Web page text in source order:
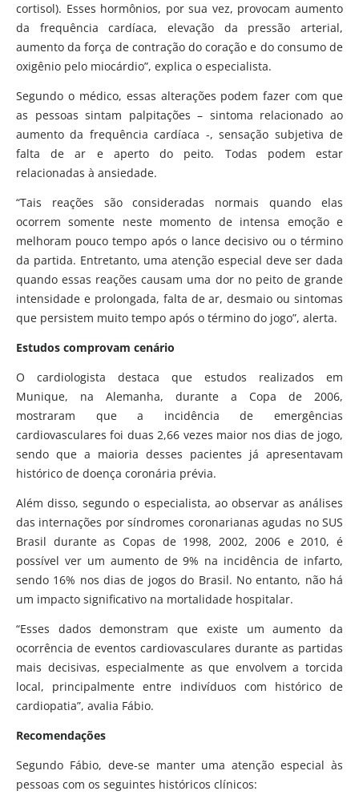
cortisol). Esses hormônios, por sua vez, provocam aumento
da frequência cardíaca, elevação da pressão arterial,
aumento da força de contração do coração e do consumo de
oxigênio pelo miocárdio”, explica o especialista.
Segundo o médico, essas alterações podem fazer com que
as pessoas sintam palpitações – sintoma relacionado ao
aumento da frequência cardíaca -, sensação subjetiva de
falta de ar e aperto do peito. Todas podem estar
relacionadas à ansiedade.
“Tais reações são consideradas normais quando elas
ocorrem somente neste momento de intensa emoção e
melhoram pouco tempo após o lance decisivo ou o término
da partida. Entretanto, uma atenção especial deve ser dada
quando essas reações causam uma dor no peito de grande
intensidade e prolongada, falta de ar, desmaio ou sintomas
que persistem muito tempo após o término do jogo”, alerta.
Estudos comprovam cenário
O cardiologista destaca que estudos realizados em
Munique, na Alemanha, durante a Copa de 2006,
mostraram que a incidência de emergências
cardiovasculares foi duas 2,66 vezes maior nos dias de jogo,
sendo que a maioria desses pacientes já apresentavam
histórico de doença coronária prévia.
Além disso, segundo o especialista, ao observar as análises
das internações por síndromes coronarianas agudas no SUS
Brasil durante as Copas de 1998, 2002, 2006 e 2010, é
possível ver um aumento de 9% na incidência de infarto,
sendo 16% nos dias de jogos do Brasil. No entanto, não há
um impacto significativo na mortalidade hospitalar.
“Esses dados demonstram que existe um aumento da
ocorrência de eventos cardiovasculares durante as partidas
mais decisivas, especialmente as que envolvem a torcida
local, principalmente entre indivíduos com histórico de
cardiopatia”, avalia Fábio.
Recomendações
Segundo Fábio, deve-se manter uma atenção especial às
pessoas com os seguintes históricos clínicos: